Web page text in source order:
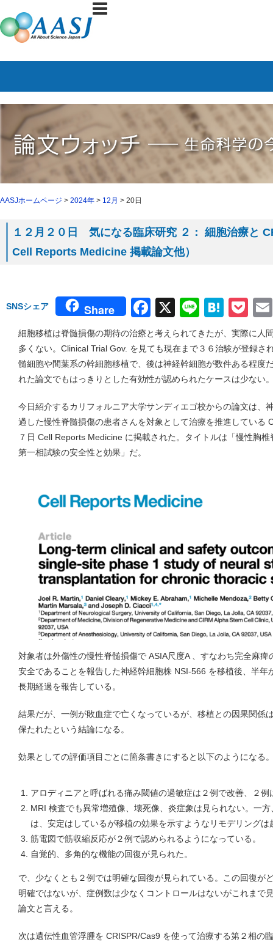
AASJホームページ > 2024年 > 12月 > 20日
１２月２０日 気になる臨床研究 ２： 細胞治療と
Cell Reports Medicine 掲載論文他）
SNSシェア Share Facebook
X Line
細胞移植は脊髄損傷の期待の治療と考えられてきたが、実際に人
多くない。Clinical Trial Gov. を見ても現在まで３６治験が登録さ
髄細胞や間葉系の幹細胞移植で、後は神経幹細胞が数件ある程度
れた論文でもはっきりとした有効性が認められたケースは少ない
今日紹介するカリフォルニア大学サンディエゴ校からの論文は、
過した慢性脊髄損傷の患者さんを対象として治療を推進している
７日 Cell Reports Medicine に掲載された。タイトルは「慢性胸
第一相試験の安全性と効果」だ。
対象者は外傷性の慢性脊髄損傷で ASIA尺度A 、すなわち完全麻
安全であることを報告した神経幹細胞株 NSI-566 を移植後、半年
長期経過を報告している。
結果だが、一例が敗血症で亡くなっているが、移植との因果関係
保たれたという結論になる。
効果としての評価項目ごとに箇条書きにすると以下のようになる
アロディニアと呼ばれる痛み閾値の過敏症は２例で改善、２例
MRI 検査でも異常増殖像、壊死像、炎症象は見られない。一
は、安定はしているが移植の効果を示すようなリモデリングは
筋電図で筋収縮反応が２例で認められるようになっている。
自覚的、多角的な機能の回復が見られた。
で、少なくとも２例では明確な回復が見られている。この回復が
明確ではないが、症例数は少なくコントロールはないがこれまで
論文と言える。
次は遺伝性血管浮腫を CRISPR/Cas9 を使って治療する第２相の